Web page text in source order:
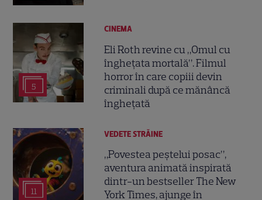
5
CINEMA
Eli Roth revine cu „Omul cu
înghețata mortală”. Filmul
horror în care copiii devin
criminali după ce mănâncă
înghețată
11
VEDETE STRĂINE
„Povestea peștelui posac”,
aventura animată inspirată
dintr-un bestseller The New
York Times, ajunge în